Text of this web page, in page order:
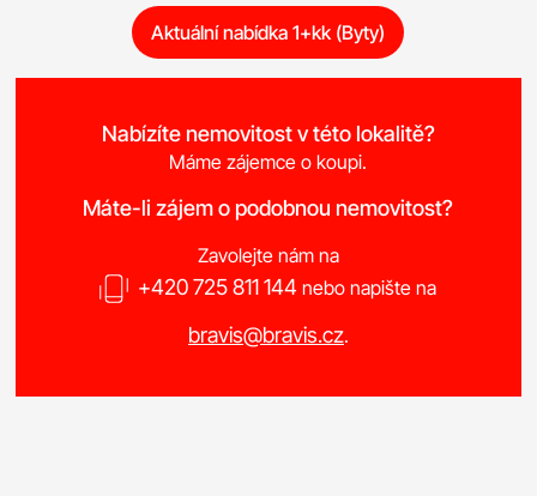
Aktuální nabídka 1+kk (Byty)
Nabízíte nemovitost v této lokalitě?
Máme zájemce o koupi.
Máte-li zájem o podobnou nemovitost?
Zavolejte nám na
+420 725 811 144 nebo napište na
bravis@bravis.cz.